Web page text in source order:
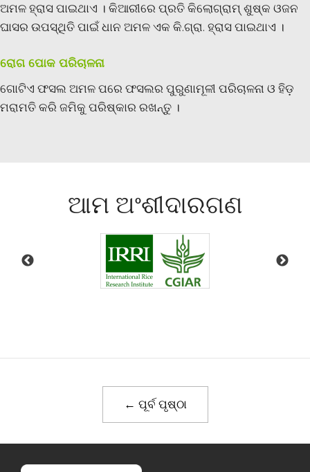
ଅମଳ ହ୍ରାସ ପାଇଥାଏ । କିଆରୀରେ ପ୍ରତି କିଲୋଗ୍ରାମ୍ ଶୁଷ୍କ ଓଜନ
ଘାସର ଉପସ୍ଥିତି ପାଇଁ ଧାନ ଅମଳ ଏକ କି.ଗ୍ରା. ହ୍ରାସ ପାଇଥାଏ ।
ରୋଗ ପୋକ ପରିଚାଳନା
ଗୋଟିଏ ଫସଲ ଅମଳ ପରେ ଫସଲର ପୁରୁଣାମୂଳୀ ପରିଚାଳନା ଓ ହିଡ଼
ମରାମତି କରି ଜମିକୁ ପରିଷ୍କାର ରଖନ୍ତୁ ।
ଆମ ଅଂଶୀଦାରଗଣ
← ପୂର୍ବ ପୃଷ୍ଠା